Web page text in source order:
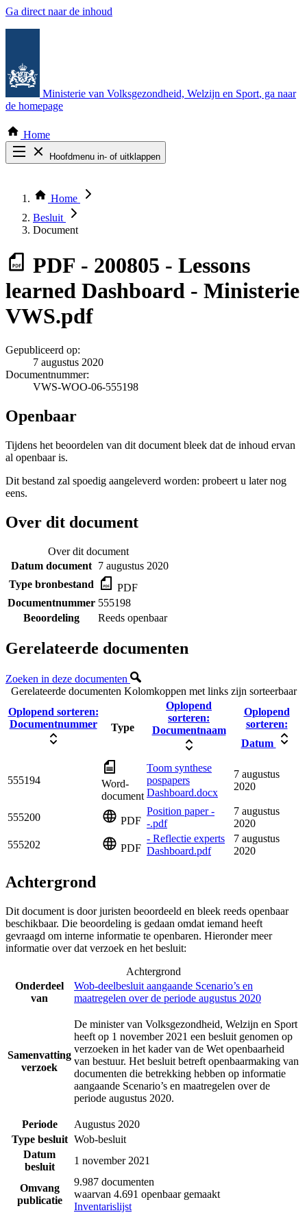
Ga direct naar de inhoud
Ministerie van Volksgezondheid, Welzijn en Sport, ga naar
de homepage
Home
Hoofdmenu in- of uitklappen
Thema COVID-19
Bekijk per bestuursorgaan
Home
Besluit
Document
PDF - 200805 - Lessons
learned Dashboard - Ministerie
VWS.pdf
Gepubliceerd op:
7 augustus 2020
Documentnummer:
VWS-WOO-06-555198
Openbaar
Tijdens het beoordelen van dit document bleek dat de inhoud ervan
al openbaar is.
Dit bestand zal spoedig aangeleverd worden: probeert u later nog
eens.
Over dit document
Over dit document
Datum document 7 augustus 2020
Type bronbestand
PDF
Documentnummer 555198
Beoordeling
Reeds openbaar
Gerelateerde documenten
Zoeken in deze documenten
Gerelateerde documenten Kolomkoppen met links zijn sorteerbaar
Oplopend sorteren:
Documentnummer
Type
Oplopend
sorteren:
Documentnaam
Oplopend
sorteren:
Datum
555194
Word-
document
Toom synthese
pospapers
Dashboard.docx
7 augustus
2020
555200 PDF
Position paper -
-.pdf
7 augustus
2020
555202
PDF
- Reflectie experts
Dashboard.pdf
7 augustus
2020
Achtergrond
Dit document is door juristen beoordeeld en bleek reeds openbaar
beschikbaar. Die beoordeling is gedaan omdat iemand heeft
gevraagd om interne informatie te openbaren. Hieronder meer
informatie over dat verzoek en het besluit:
Achtergrond
Onderdeel
van
Wob-deelbesluit aangaande Scenario’s en
maatregelen over de periode augustus 2020
Samenvatting
verzoek
De minister van Volksgezondheid, Welzijn en Sport
heeft op 1 november 2021 een besluit genomen op
verzoeken in het kader van de Wet openbaarheid
van bestuur. Het besluit betreft openbaarmaking van
documenten die betrekking hebben op informatie
aangaande Scenario’s en maatregelen over de
periode augustus 2020.
Periode
Augustus 2020
Type besluit Wob-besluit
Datum
besluit
1 november 2021
Omvang
publicatie
9.987 documenten
waarvan 4.691 openbaar gemaakt
Inventarislijst